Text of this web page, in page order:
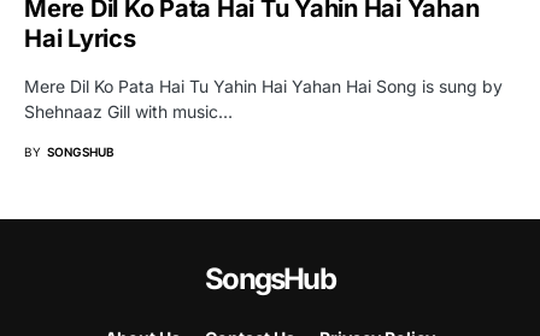
Mere Dil Ko Pata Hai Tu Yahin Hai Yahan
Hai Lyrics
Mere Dil Ko Pata Hai Tu Yahin Hai Yahan Hai Song is sung by
Shehnaaz Gill with music…
BY SONGSHUB
SongsHub